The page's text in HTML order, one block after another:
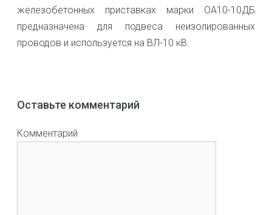
железобетонных приставках марки ОА10-10ДБ
предназначена для подвеса неизолированных
проводов и используется на ВЛ-10 кВ.
Оставьте комментарий
Комментарий